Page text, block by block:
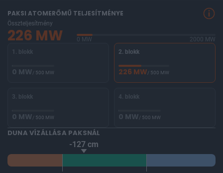
PAKSI ATOMERŐMŰ TELJESÍTMÉNYE
Összteljesítmény
226 MW 0 MW
2000 MW
1. blokk
0 MW/ 500 MW
2. blokk
226 MW/ 500 MW
3. blokk
0 MW/ 500 MW
4. blokk
0 MW/ 500 MW
DUNA VÍZÁLLÁSA PAKSNÁL
-127 cm